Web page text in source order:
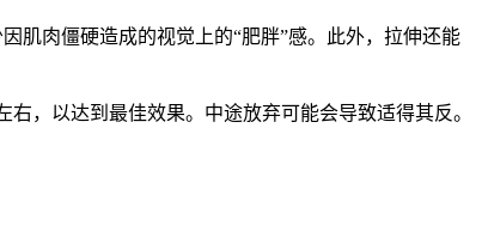
肌肉僵硬造成的视觉上的“肥胖”感。此外，拉伸还能
，以达到最佳效果。中途放弃可能会导致适得其反。